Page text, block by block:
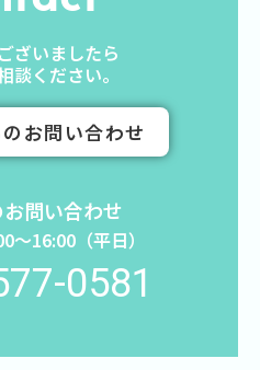
ざいましたら
談ください。
お問い合わせ
問い合わせ
16:00（平日）
0581